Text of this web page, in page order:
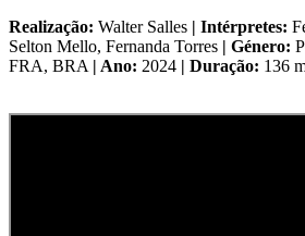
Realização: Walter Salles | Intérpretes:
Selton Mello, Fernanda Torres
| Género:
FRA, BRA | Ano: 2024 | Duração: 136